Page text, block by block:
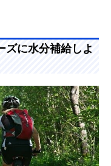
ズに水分補給しよ